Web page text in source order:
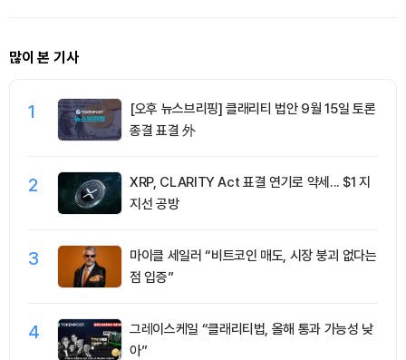
많이 본 기사
1
[오후 뉴스브리핑] 클래리티 법안 9월 15일 토론
종결 표결 外
2
XRP, CLARITY Act 표결 연기로 약세... $1 지
지선 공방
3
마이클 세일러 “비트코인 매도, 시장 붕괴 없다는
점 입증”
4
그레이스케일 “클래리티법, 올해 통과 가능성 낮
아”